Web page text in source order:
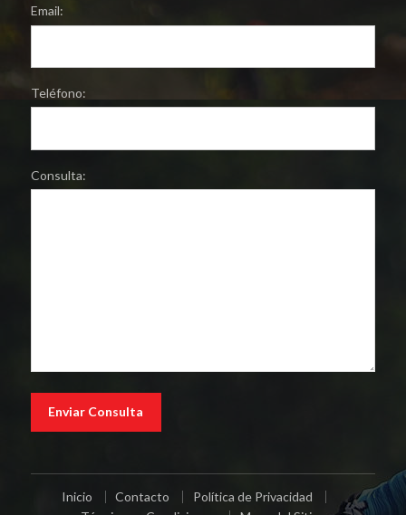
Email:
Teléfono:
Consulta:
Inicio Contacto
Política de Privacidad